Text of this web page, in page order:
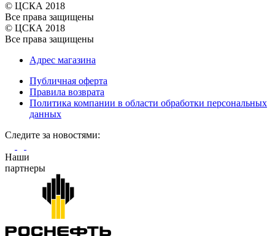
© ЦСКА 2018
Все права защищены
© ЦСКА 2018
Все права защищены
Адрес магазина
Публичная оферта
Правила возврата
Политика компании в области обработки персональных
данных
Cледите за новостями:
Наши
партнеры